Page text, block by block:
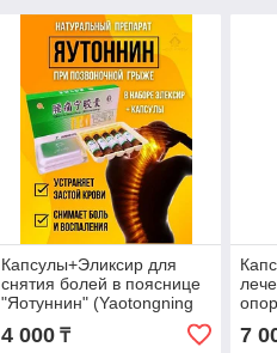
Капсулы+Эликсир для
снятия болей в пояснице
"Яотуннин" (Yaotongning
Jiaonang) 20 капсул +5
флаконов
4 000₸ 7